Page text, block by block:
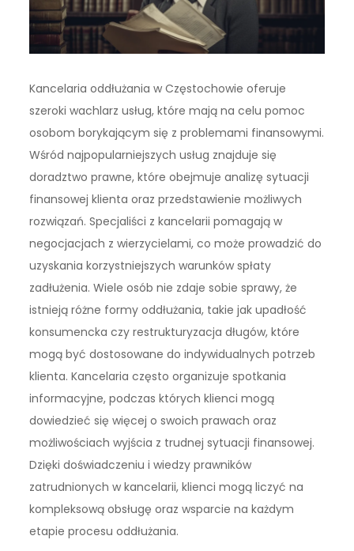
Kancelaria oddłużania w Częstochowie oferuje
szeroki wachlarz usług, które mają na celu pomoc
osobom borykającym się z problemami finansowymi.
Wśród najpopularniejszych usług znajduje się
doradztwo prawne, które obejmuje analizę sytuacji
finansowej klienta oraz przedstawienie możliwych
rozwiązań. Specjaliści z kancelarii pomagają w
negocjacjach z wierzycielami, co może prowadzić do
uzyskania korzystniejszych warunków spłaty
zadłużenia. Wiele osób nie zdaje sobie sprawy, że
istnieją różne formy oddłużania, takie jak upadłość
konsumencka czy restrukturyzacja długów, które
mogą być dostosowane do indywidualnych potrzeb
klienta. Kancelaria często organizuje spotkania
informacyjne, podczas których klienci mogą
dowiedzieć się więcej o swoich prawach oraz
możliwościach wyjścia z trudnej sytuacji finansowej.
Dzięki doświadczeniu i wiedzy prawników
zatrudnionych w kancelarii, klienci mogą liczyć na
kompleksową obsługę oraz wsparcie na każdym
etapie procesu oddłużania.